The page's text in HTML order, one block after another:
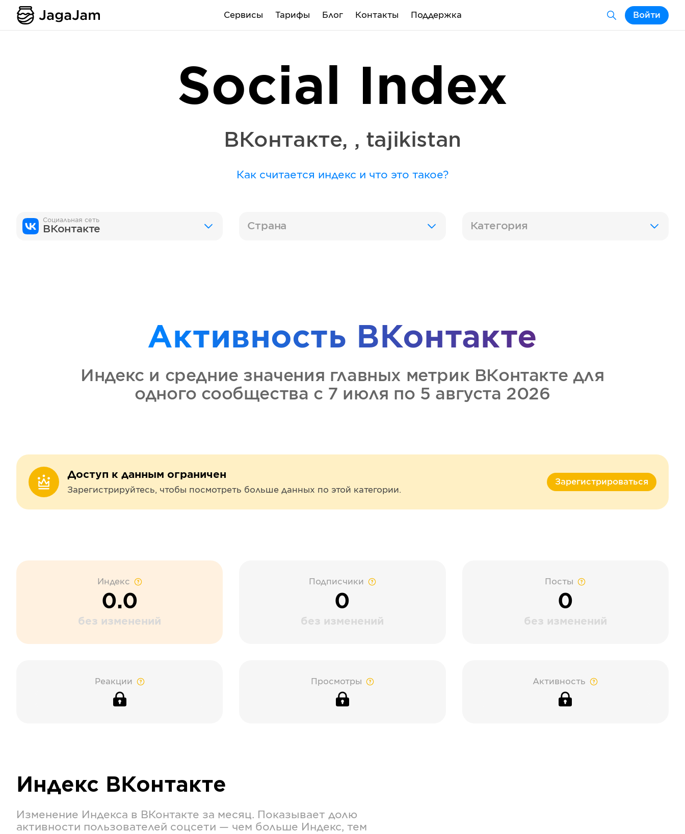
Сервисы Тарифы Блог Контакты Поддержка Войти
Social Index
ВКонтакте, , tajikistan
Как считается индекс и что это такое?
Социальная сеть
ВКонтакте Страна Категория
Активность ВКонтакте
Индекс и средние значения главных метрик ВКонтакте для
одного сообщества с 7 июля по 5 августа 2026
Доступ к данным ограничен
Зарегистрируйтесь, чтобы посмотреть больше данных по этой категории.
Зарегистрироваться
Индекс
0.0
без изменений
Подписчики
0
без изменений
Посты
0
без изменений
Реакции Просмотры Активность
Индекс ВКонтакте
Изменение Индекса в ВКонтакте за месяц. Показывает долю
активности пользователей соцсети — чем больше Индекс, тем